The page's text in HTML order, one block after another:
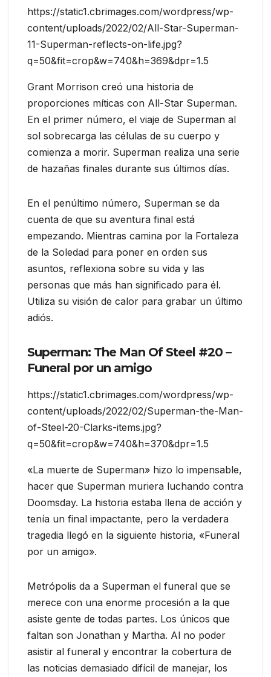
https://static1.cbrimages.com/wordpress/wp-
content/uploads/2022/02/All-Star-Superman-
11-Superman-reflects-on-life.jpg?
q=50&fit=crop&w=740&h=369&dpr=1.5
Grant Morrison creó una historia de
proporciones míticas con All-Star Superman.
En el primer número, el viaje de Superman al
sol sobrecarga las células de su cuerpo y
comienza a morir. Superman realiza una serie
de hazañas finales durante sus últimos días.
En el penúltimo número, Superman se da
cuenta de que su aventura final está
empezando. Mientras camina por la Fortaleza
de la Soledad para poner en orden sus
asuntos, reflexiona sobre su vida y las
personas que más han significado para él.
Utiliza su visión de calor para grabar un último
adiós.
Superman: The Man Of Steel #20 –
Funeral por un amigo
https://static1.cbrimages.com/wordpress/wp-
content/uploads/2022/02/Superman-the-Man-
of-Steel-20-Clarks-items.jpg?
q=50&fit=crop&w=740&h=370&dpr=1.5
«La muerte de Superman» hizo lo impensable,
hacer que Superman muriera luchando contra
Doomsday. La historia estaba llena de acción y
tenía un final impactante, pero la verdadera
tragedia llegó en la siguiente historia, «Funeral
por un amigo».
Metrópolis da a Superman el funeral que se
merece con una enorme procesión a la que
asiste gente de todas partes. Los únicos que
faltan son Jonathan y Martha. Al no poder
asistir al funeral y encontrar la cobertura de
las noticias demasiado difícil de manejar, los